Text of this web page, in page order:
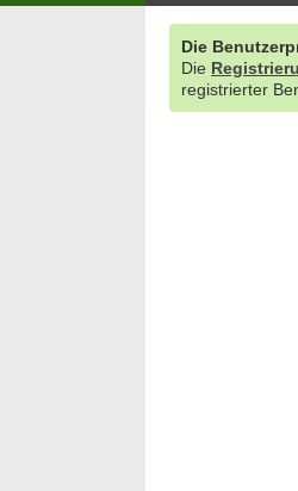
Die
Die
registrierter